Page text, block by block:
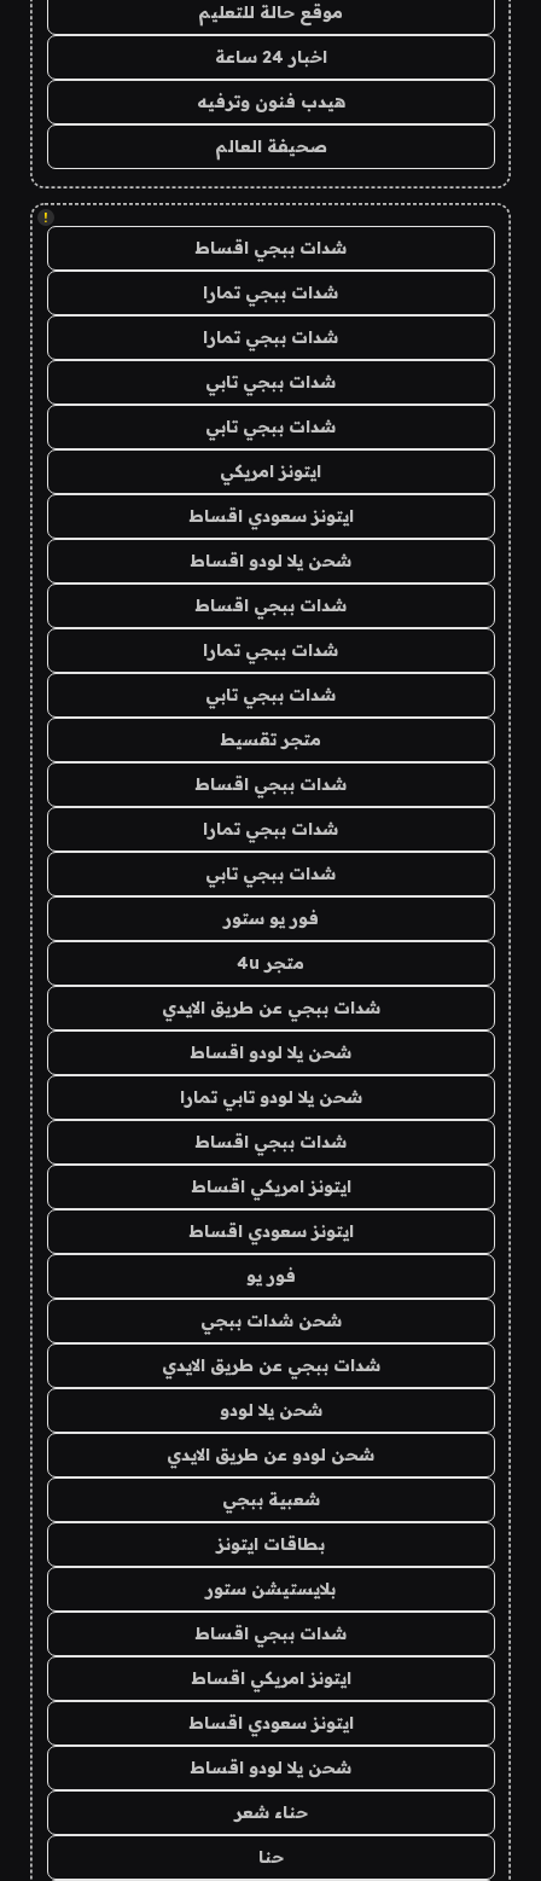
موقع حالة للتعليم
اخبار 24 ساعة
هيدب فنون وترفيه
صحيفة العالم
!
شدات ببجي اقساط
شدات ببجي تمارا
شدات ببجي تمارا
شدات ببجي تابي
شدات ببجي تابي
ايتونز امريكي
ايتونز سعودي اقساط
شحن يلا لودو اقساط
شدات ببجي اقساط
شدات ببجي تمارا
شدات ببجي تابي
متجر تقسيط
شدات ببجي اقساط
شدات ببجي تمارا
شدات ببجي تابي
فور يو ستور
متجر 4u
شدات ببجي عن طريق الايدي
شحن يلا لودو اقساط
شحن يلا لودو تابي تمارا
شدات ببجي اقساط
ايتونز امريكي اقساط
ايتونز سعودي اقساط
فور يو
شحن شدات ببجي
شدات ببجي عن طريق الايدي
شحن يلا لودو
شحن لودو عن طريق الايدي
شعبية ببجي
بطاقات ايتونز
بلايستيشن ستور
شدات ببجي اقساط
ايتونز امريكي اقساط
ايتونز سعودي اقساط
شحن يلا لودو اقساط
حناء شعر
حنا